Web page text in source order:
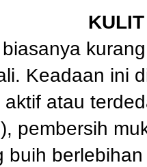
Keadaan ini
atau
pembersih
buih